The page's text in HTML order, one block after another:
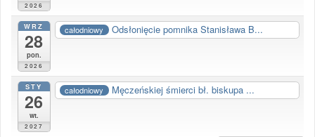
2026
WRZ
28
pon.
2026
całodniowy Odsłonięcie pomnika Stanisława B...
STY
26
wt.
2027
całodniowy Męczeńskiej śmierci bł. biskupa ...